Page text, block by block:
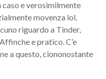
caso e verosimilmente
movenza lol.
riguardo a Tinder,
e pratico. C’e
a questo, ciononostante